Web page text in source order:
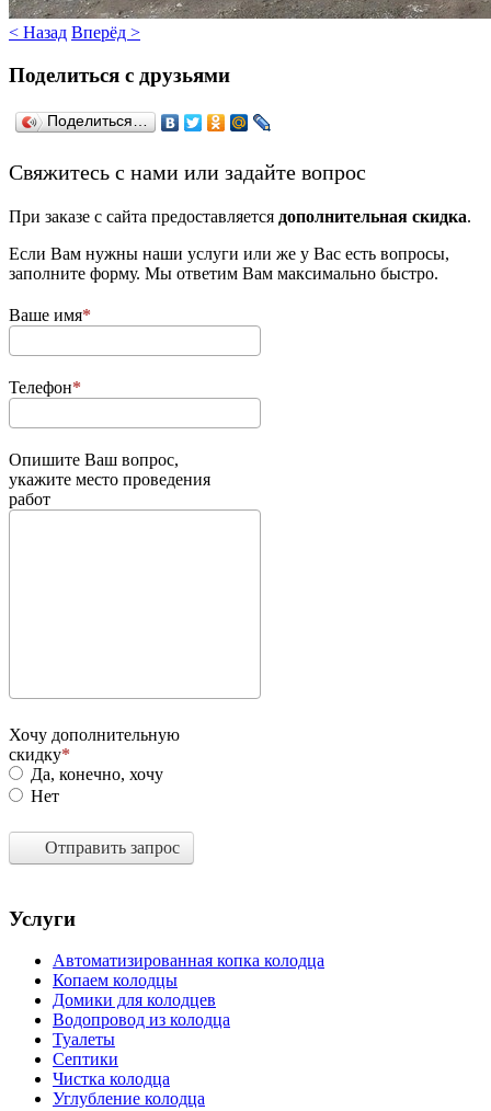
< Назад Вперёд >
Поделиться с друзьями
Поделиться…
­Свяжитесь с нами или задайте вопрос
При заказе с сайта предоставляется дополнительная скидка.
Если Вам нужны наши услуги или же у Вас есть вопросы,
заполните форму. Мы ответим Вам максимально быстро.
Ваше имя
Телефон
Опишите Ваш вопрос,
укажите место проведения
работ
Хочу дополнительную
скидку
Да, конечно, хочу
Нет
Отправить запрос
Услуги
Автоматизированная копка колодца
Копаем колодцы
Домики для колодцев
Водопровод из колодца
Туалеты
Септики
Чистка колодца
Углубление колодца